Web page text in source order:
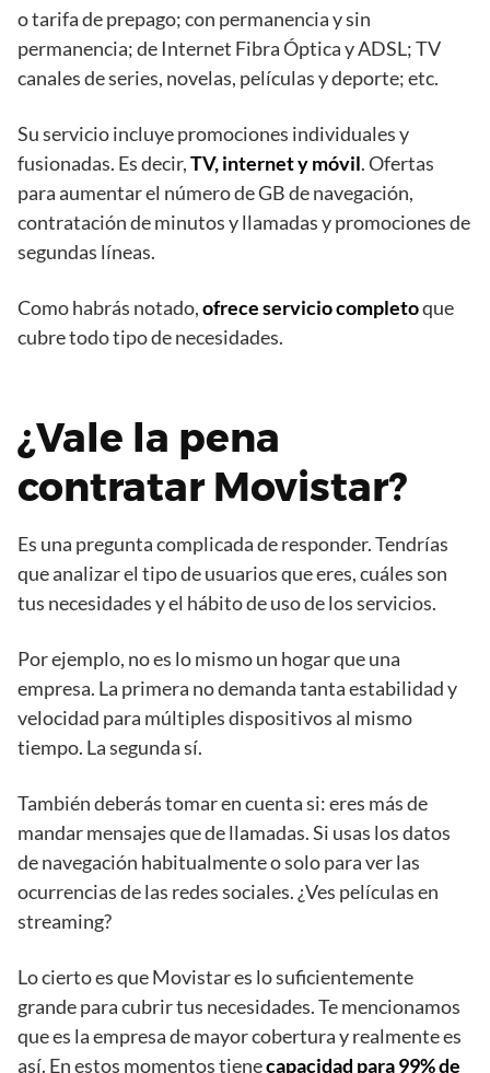
o tarifa de prepago; con permanencia y sin
permanencia; de Internet Fibra Óptica y ADSL; TV
canales de series, novelas, películas y deporte; etc.
Su servicio incluye promociones individuales y
fusionadas. Es decir,TV, internet y móvil. Ofertas
para aumentar el número de GB de navegación,
contratación de minutos y llamadas y promociones de
segundas líneas.
Como habrás notado,ofrece servicio completoque
cubre todo tipo de necesidades.
¿Vale la pena
contratar Movistar?
Es una pregunta complicada de responder. Tendrías
que analizar el tipo de usuarios que eres, cuáles son
tus necesidades y el hábito de uso de los servicios.
Por ejemplo, no es lo mismo un hogar que una
empresa. La primera no demanda tanta estabilidad y
velocidad para múltiples dispositivos al mismo
tiempo. La segunda sí.
También deberás tomar en cuenta si: eres más de
mandar mensajes que de llamadas. Si usas los datos
de navegación habitualmente o solo para ver las
ocurrencias de las redes sociales. ¿Ves películas en
streaming?
Lo cierto es que Movistar es lo suficientemente
grande para cubrir tus necesidades. Te mencionamos
que es la empresa de mayor cobertura y realmente es
así. En estos momentos tienecapacidad para 99% de